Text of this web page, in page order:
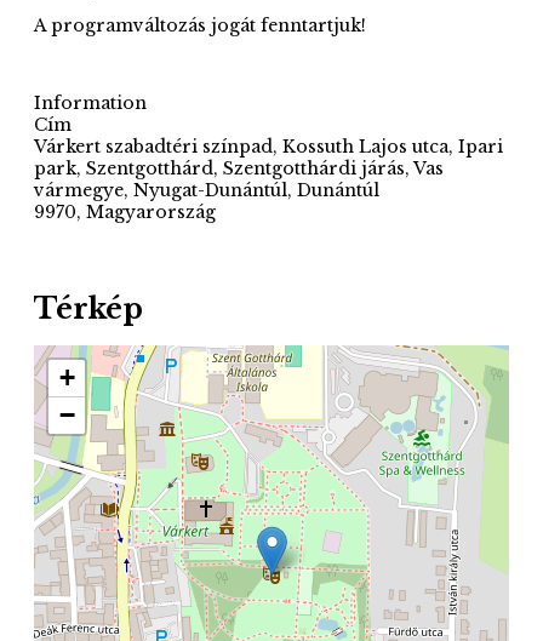
A programváltozás jogát fenntartjuk!
Information
Cím
Várkert szabadtéri színpad, Kossuth Lajos utca, Ipari
park, Szentgotthárd, Szentgotthárdi járás, Vas
vármegye, Nyugat-Dunántúl, Dunántúl
9970, Magyarország
Térkép
+
−